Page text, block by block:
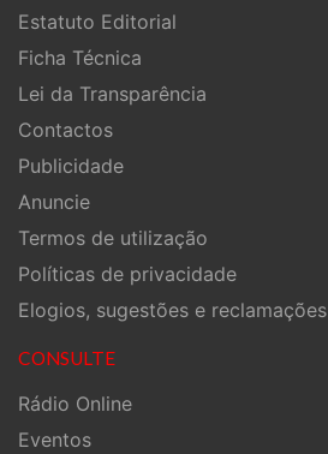
Estatuto Editorial
Ficha Técnica
Lei da Transparência
Contactos
Publicidade
Anuncie
Termos de utilização
Políticas de privacidade
Elogios, sugestões e reclamações
CONSULTE
Rádio Online
Eventos